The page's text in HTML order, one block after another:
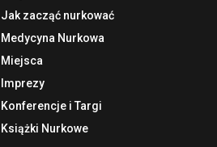
Jak zacząć nurkować
Medycyna Nurkowa
Miejsca
Imprezy
Konferencje i Targi
Książki Nurkowe